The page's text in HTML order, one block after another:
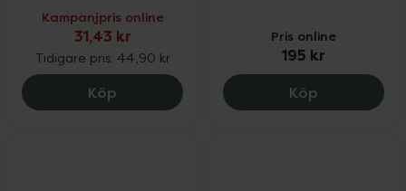
Kampanjpris online
31,43 kr
Tidigare pris: 44,90 kr
Köp Parodontax Complete
Pris online
195 kr
Köp